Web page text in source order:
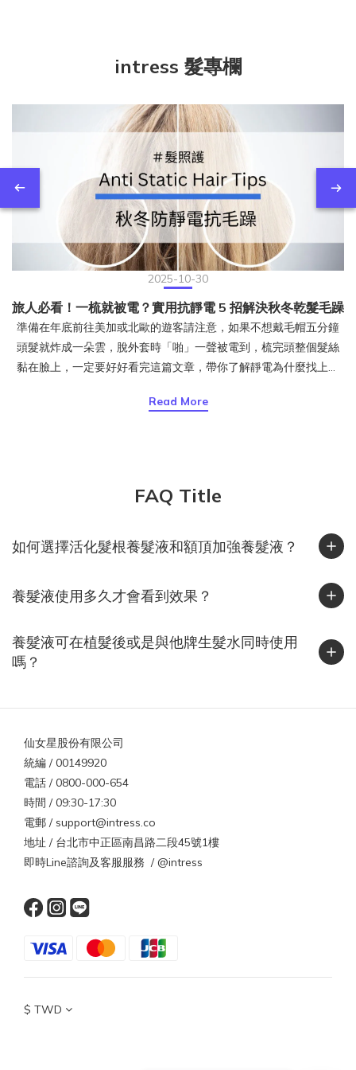
intress 髮專欄
2025-10-30
旅人必看！一梳就被電？實用抗靜電 5 招解決秋冬乾髮毛躁
準備在年底前往美加或北歐的遊客請注意，如果不想戴毛帽五分鐘
頭髮就炸成一朵雲，脫外套時「啪」一聲被電到，梳完頭整個髮絲
黏在臉上，一定要好好看完這篇文章，帶你了解靜電為什麼找上頭
方式。頭髮為什麼會產生靜電？靜電是摩擦生電的結果。當頭髮與
開、亂飛。這也是冬天最常見的靜電現象。其實潮濕的台灣也會有
靜電！台灣給人的印象是「濕答答」，但其實在 11 月到隔年 2 月
暖風，室內濕度往往下降到 40% 以下，正是靜電最容易發生的區
這些條件都會讓頭髮在秋冬季節更容易蓄電。你知道嗎？靜電其實
很傷髮質靜電不只是造型問題，也反映出髮絲的乾燥狀態。研究指
剝落。當角質層受損後，髮絲更難保水，導致乾燥與靜電持續惡
化。染燙後、常吹整或自然偏乾的髮質，都屬於靜電高風險族群。
最容易帶電。洗完頭後一定要使用潤髮乳或護髮油，平時也能補充
木梳或金屬梳則能導電釋放靜電。出國時可攜帶小型木梳或抗靜電
梳具。3. 選對衣物材質壓克力、尼龍、聚酯纖維衣物摩擦力強，最
容易起電。改穿棉質、絲質或羊毛混紡衣物能大幅減少靜電。4. 保
持空氣濕度台灣或國外都一樣，濕度過低是靜電主因。可在室內放
一杯水或加濕器，維持濕度約 50%。5. 避免過熱吹風高溫會破壞角
質層，導致更乾更電。建議使用中溫或具負離子功能的吹風機，減
少靜電與水分流失。出國更明顯！這些國家是靜電重災區若你打算
低、衣物材質偏毛料，都是頭髮起電的完美條件。區域代表城市靜
一脫外套就被電🇸🇪 瑞典 / 🇫🇮 芬蘭斯德哥爾摩、赫爾辛基冬季長
黑、蘇黎世高海拔乾冷，暖氣讓濕度更低結語｜靜電是頭髮在提醒
Read More
FAQ Title
如何選擇活化髮根養髮液和額頂加強養髮液？
養髮液使用多久才會看到效果？
養髮液可在植髮後或是與他牌生髮水同時使用
嗎？
仙女星股份有限公司
統編 / 00149920
電話 / 0800-000-654
時間 / 09:30-17:30
電郵 / support@intress.co
地址 / 台北市中正區南昌路二段45號1樓
即時Line諮詢及客服服務 / @intress
$ TWD